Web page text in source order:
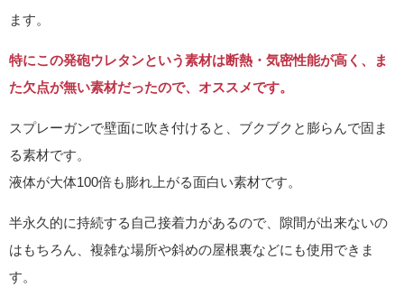
ます。
特にこの発砲ウレタンという素材は断熱・気密性能が高く、ま
た欠点が無い素材だったので、オススメです。
スプレーガンで壁面に吹き付けると、ブクブクと膨らんで固ま
る素材です。
液体が大体100倍も膨れ上がる面白い素材です。
半永久的に持続する自己接着力があるので、隙間が出来ないの
はもちろん、複雑な場所や斜めの屋根裏などにも使用できま
す。